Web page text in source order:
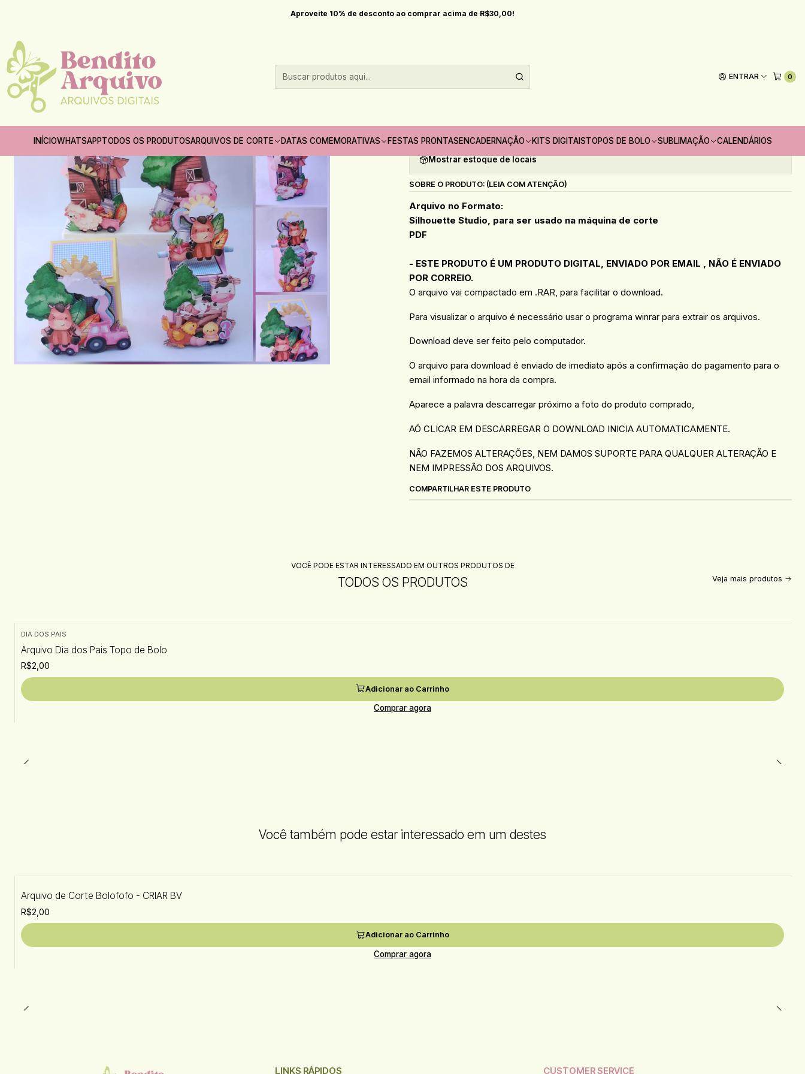
ENTRAR 0
INÍCIOWHATSAPPTODOS OS PRODUTOSARQUIVOS DE CORTE DATAS COMEMORATIVAS FESTAS PRONTASENCADERNAÇÃO KITS DIGITAISTOPOS DE BOLO SUBLIMAÇÃO CALENDÁRIOS
Aproveite 10% de desconto ao comprar acima de R$30,00!
Início Festas prontas Arquivo de Corte Fazendinha - CRIAR BV
Arquivo de Corte Fazendinha - CRIAR BV
Adicionar à lista de favoritos
Mostrar estoque de locais
SOBRE O PRODUTO: (LEIA COM ATENÇÃO)
Arquivo no Formato:
Silhouette Studio, para ser usado na máquina de corte
PDF
- ESTE PRODUTO É UM PRODUTO DIGITAL, ENVIADO POR EMAIL , NÃO É ENVIADO
POR CORREIO.
O arquivo vai compactado em .RAR, para facilitar o download.
Para visualizar o arquivo é necessário usar o programa winrar para extrair os arquivos.
Download deve ser feito pelo computador.
O arquivo para download é enviado de imediato após a confirmação do pagamento para o
email informado na hora da compra.
Aparece a palavra descarregar próximo a foto do produto comprado,
AÓ CLICAR EM DESCARREGAR O DOWNLOAD INICIA AUTOMATICAMENTE.
NÃO FAZEMOS ALTERAÇÕES, NEM DAMOS SUPORTE PARA QUALQUER ALTERAÇÃO E
NEM IMPRESSÃO DOS ARQUIVOS.
COMPARTILHAR ESTE PRODUTO
VOCÊ PODE ESTAR INTERESSADO EM OUTROS PRODUTOS DE
TODOS OS PRODUTOS Veja mais produtos
DIA DOS PAIS
Arquivo Dia dos Pais Topo de Bolo
R$2,00
Adicionar ao Carrinho
Comprar agora
Você também pode estar interessado em um destes
Arquivo de Corte Bolofofo - CRIAR BV
R$2,00
Adicionar ao Carrinho
Comprar agora
LINKS RÁPIDOS CUSTOMER SERVICE